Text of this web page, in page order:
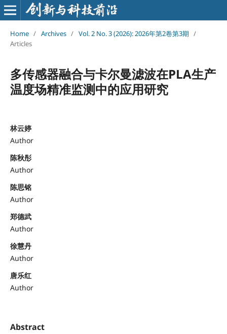
Home / Archives / Vol. 2 No. 3 (2026): 2026年第2卷第3期 /
Articles
多传感器融合与卡尔曼滤波在PLA生产
温度场精准监测中的应用研究
林云婷
Author
陈秋彤
Author
陈思铭
Author
郑德武
Author
徐慧丹
Author
唐乐红
Author
Abstract